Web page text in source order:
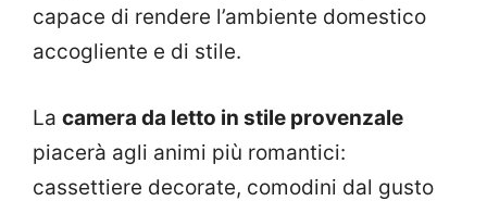
capace di rendere l’ambiente domestico
accogliente e di stile.
La camera da letto in stile provenzale
piacerà agli animi più romantici:
cassettiere decorate, comodini dal gusto